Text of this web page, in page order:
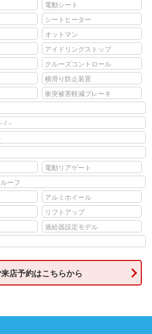
電動シート
シートヒーター
オットマン
アイドリングストップ
クルーズコントロール
横滑り防止装置
衝突被害軽減ブレーキ
/－
電動リアゲート
ーフ
アルミホイール
リフトアップ
過給器設定モデル
来店予約はこちらから